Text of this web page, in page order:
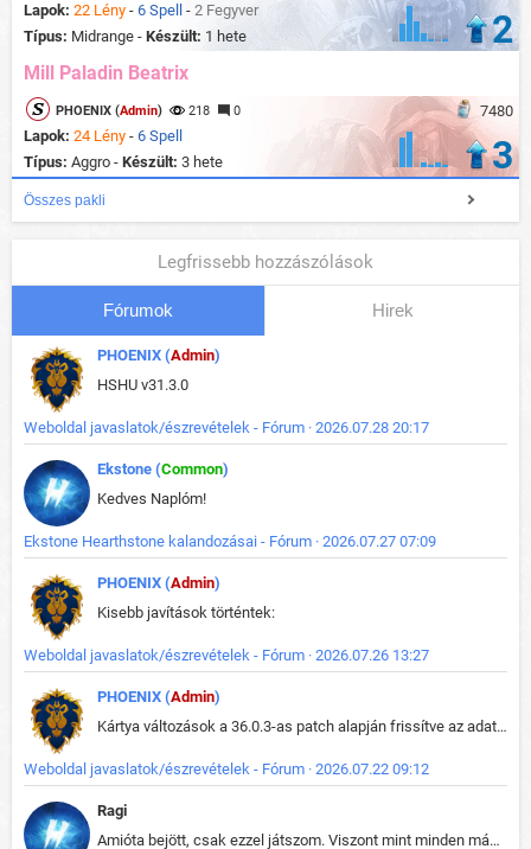
Lapok: 22 Lény - 6 Spell - 2 Fegyver
Típus: Midrange - Készült: 1 hete 2
Mill Paladin Beatrix
7480
PHOENIX (Admin) 218 0
Lapok: 24 Lény - 6 Spell
Típus: Aggro - Készült: 3 hete 3
Összes pakli
Legfrissebb hozzászólások
Fórumok Hirek
PHOENIX (Admin)
HSHU v31.3.0
Weboldal javaslatok/észrevételek - Fórum · 2026.07.28 20:17
Ekstone (Common)
Kedves Naplóm!
Ekstone Hearthstone kalandozásai - Fórum · 2026.07.27 07:09
PHOENIX (Admin)
Kisebb javítások történtek:
Weboldal javaslatok/észrevételek - Fórum · 2026.07.26 13:27
PHOENIX (Admin)
Kártya változások a 36.0.3-as patch alapján frissítve az adatbázisban (képek is cserélve).
Weboldal javaslatok/észrevételek - Fórum · 2026.07.22 09:12
Ragi
Amióta bejött, csak ezzel játszom. Viszont mint minden más - akár az alapjáték is, ez is baromira összetett lett. Néha már pár kör után is esélytelen az egész. Vagy irreállisan túltápol valaki, vagy lelép a partner, vagy csak hülye mint a segg. És amikor eljönne az én időm, na akkor jön el mindenki másé is. Engem jobban érdekelne, hogy ki milyen ratingen szokott játszani. Na ez lenne egy érdekes adat.